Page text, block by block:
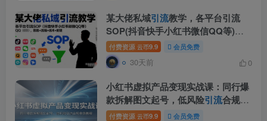
某大佬私域引流教学，各平台引流
SOP(抖音快手小红书微信QQ等)，
思路+流程+话术+变现(更新0708)
付费资源 云币9.9 会员免费
30天前 0
小红书虚拟产品变现实战课：同行爆
款拆解图文起号，低风险引流合规带
货教程
付费资源 云币9.9 会员免费